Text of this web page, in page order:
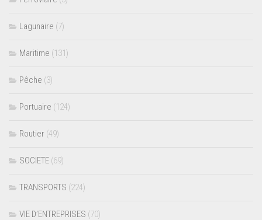
Lagunaire (7)
Maritime (131)
Pêche (3)
Portuaire (124)
Routier (49)
SOCIETE (69)
TRANSPORTS (224)
VIE D’ENTREPRISES (70)